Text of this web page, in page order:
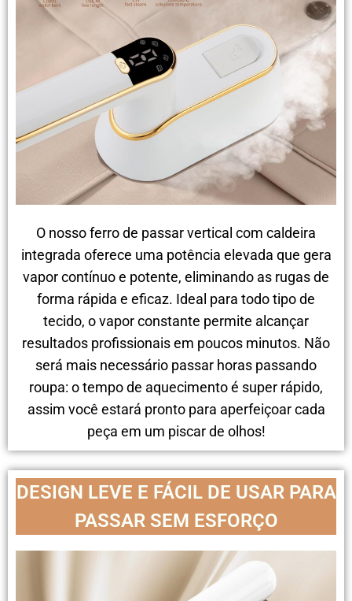
O nosso ferro de passar vertical com caldeira
integrada oferece uma potência elevada que gera
vapor contínuo e potente, eliminando as rugas de
forma rápida e eficaz. Ideal para todo tipo de
tecido, o vapor constante permite alcançar
resultados profissionais em poucos minutos. Não
será mais necessário passar horas passando
roupa: o tempo de aquecimento é super rápido,
assim você estará pronto para aperfeiçoar cada
peça em um piscar de olhos!
DESIGN LEVE E FÁCIL DE USAR PARA
PASSAR SEM ESFORÇO